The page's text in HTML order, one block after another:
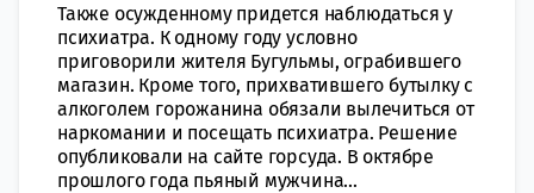
Также осужденному придется наблюдаться у
психиатра. К одному году условно
приговорили жителя Бугульмы, ограбившего
магазин. Кроме того, прихватившего бутылку с
алкоголем горожанина обязали вылечиться от
наркомании и посещать психиатра. Решение
опубликовали на сайте горсуда. В октябре
прошлого года пьяный мужчина...